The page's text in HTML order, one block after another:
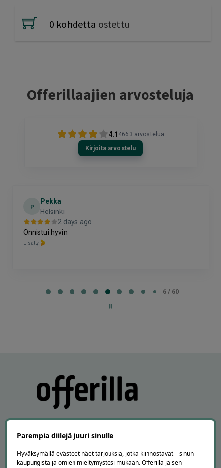
0 kohdetta ostettu
Offerillaajien arvosteluja
4.1 4663 arvostelua
Kirjoita arvostelu
P
Pekka
Helsinki
2 days ago
Onnistui hyvin
Lisätty
6 / 60
APUA JA NEUVOJA
Parempia diilejä juuri sinulle
Hyväksymällä evästeet näet tarjouksia, jotka kiinnostavat – sinun
kaupungista ja omien mieltymystesi mukaan. Offerilla ja sen